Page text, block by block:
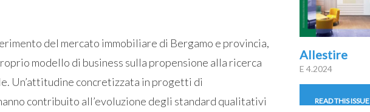
del mercato immobiliare di Bergamo e provincia,
modello di business sulla propensione alla ricerca
Un’attitudine concretizzata in progetti di
contribuito all’evoluzione degli standard qualitativi
Allestire
E 4.2024
READ THIS ISSUE